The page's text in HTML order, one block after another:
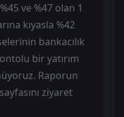
ve %47 olan 1
kıyasla %42
bankacılık
bir yatırım
Raporun
ziyaret